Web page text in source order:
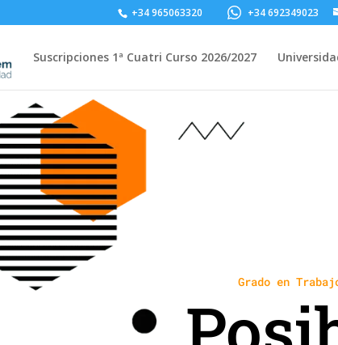
+34 965063320 +34 692349023
Suscripciones 1ª Cuatri Curso 2026/2027
Grado en